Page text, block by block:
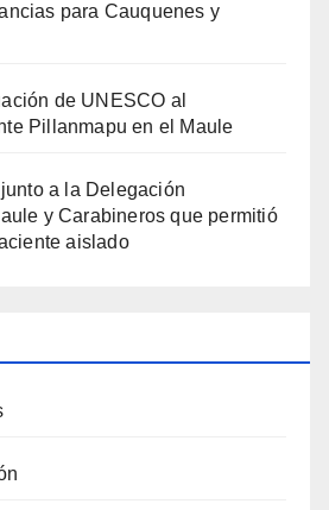
para Cauquenes y
de UNESCO al
Pillanmapu en el Maule
a la Delegación
y Carabineros que permitió
aislado